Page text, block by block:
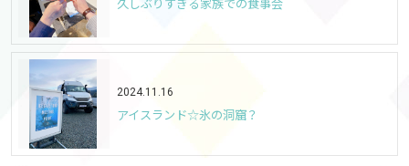
2024.11.16
アイスランド☆氷の洞窟？